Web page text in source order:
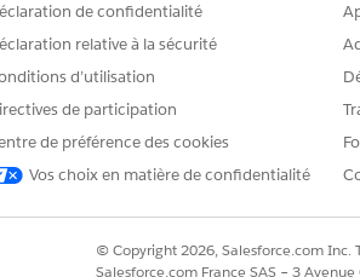
d'acheteur, créez des
recherchez et sélectionnez
plan d'acheteur.
l'enregistrement du compte
de confidentialité
relative à la sécurité
d’utilisation
de participation
de préférence des cookies
Vos choix en matière de confidentialité
© Copyright 2026, Salesforce.com Inc.
Salesforce.com France SAS – 3